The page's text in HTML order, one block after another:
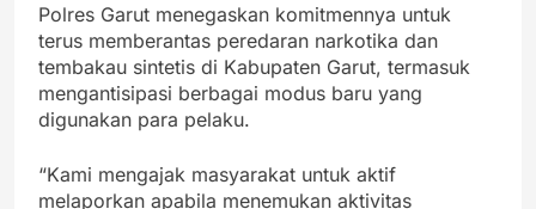
Polres Garut menegaskan komitmennya untuk
terus memberantas peredaran narkotika dan
tembakau sintetis di Kabupaten Garut, termasuk
mengantisipasi berbagai modus baru yang
digunakan para pelaku.
“Kami mengajak masyarakat untuk aktif
melaporkan apabila menemukan aktivitas